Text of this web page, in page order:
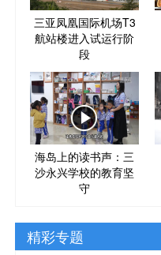
三亚凤凰国际机场T3
航站楼进入试运行阶
段
海岛上的读书声：三
沙永兴学校的教育坚
守
精彩专题